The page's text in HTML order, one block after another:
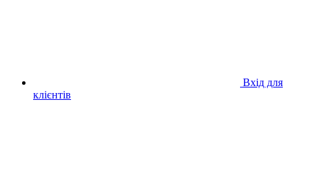
Вхід для
клієнтів